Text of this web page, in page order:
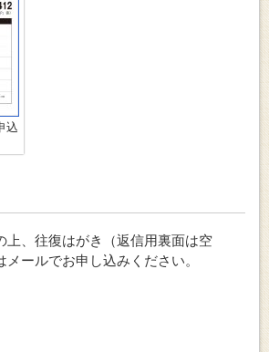
込
上、往復はがき（返信用裏面は空
ールでお申し込みください。